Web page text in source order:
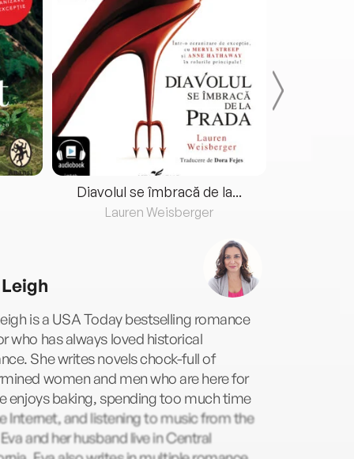
Diavolul se îmbracă de la...
Lauren Weisberger
is a USA Today bestselling romance
who has always loved historical
She writes novels chock-full of
women and men who are here for
enjoys baking, spending too much time
Internet, and listening to music from the
and her husband live in Central